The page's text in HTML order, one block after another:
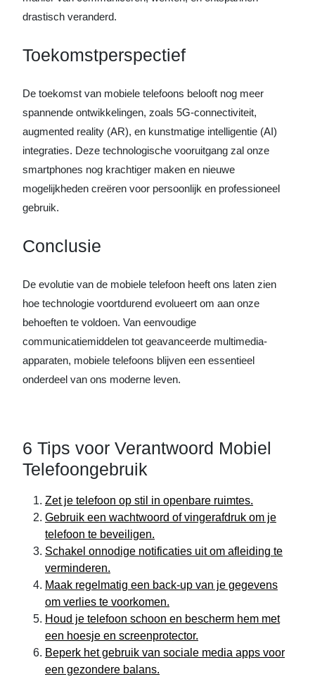
drastisch veranderd.
Toekomstperspectief
De toekomst van mobiele telefoons belooft nog meer
spannende ontwikkelingen, zoals 5G-connectiviteit,
augmented reality (AR), en kunstmatige intelligentie (AI)
integraties. Deze technologische vooruitgang zal onze
smartphones nog krachtiger maken en nieuwe
mogelijkheden creëren voor persoonlijk en professioneel
gebruik.
Conclusie
De evolutie van de mobiele telefoon heeft ons laten zien
hoe technologie voortdurend evolueert om aan onze
behoeften te voldoen. Van eenvoudige
communicatiemiddelen tot geavanceerde multimedia-
apparaten, mobiele telefoons blijven een essentieel
onderdeel van ons moderne leven.
6 Tips voor Verantwoord Mobiel
Telefoongebruik
Zet je telefoon op stil in openbare ruimtes.
Gebruik een wachtwoord of vingerafdruk om je
telefoon te beveiligen.
Schakel onnodige notificaties uit om afleiding te
verminderen.
Maak regelmatig een back-up van je gegevens
om verlies te voorkomen.
Houd je telefoon schoon en bescherm hem met
een hoesje en screenprotector.
Beperk het gebruik van sociale media apps voor
een gezondere balans.